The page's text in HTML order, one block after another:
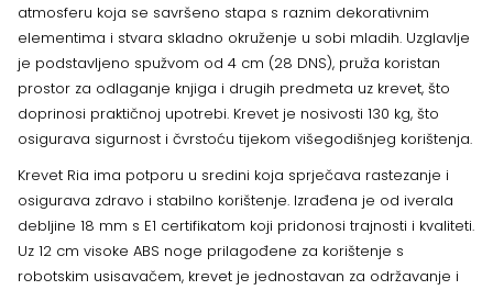
atmosferu koja se savršeno stapa s raznim dekorativnim
elementima i stvara skladno okruženje u sobi mladih. Uzglavlje
je podstavljeno spužvom od 4 cm (28 DNS), pruža koristan
prostor za odlaganje knjiga i drugih predmeta uz krevet, što
doprinosi praktičnoj upotrebi. Krevet je nosivosti 130 kg, što
osigurava sigurnost i čvrstoću tijekom višegodišnjeg korištenja.
Krevet Ria ima potporu u sredini koja sprječava rastezanje i
osigurava zdravo i stabilno korištenje. Izrađena je od iverala
debljine 18 mm s E1 certifikatom koji pridonosi trajnosti i kvaliteti.
Uz 12 cm visoke ABS noge prilagođene za korištenje s
robotskim usisavačem, krevet je jednostavan za održavanje i